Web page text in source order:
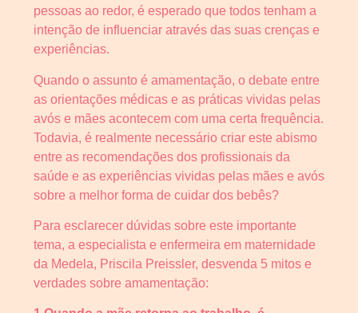
pessoas ao redor, é esperado que todos tenham a
intenção de influenciar através das suas crenças e
experiências.
Quando o assunto é amamentação, o debate entre
as orientações médicas e as práticas vividas pelas
avós e mães acontecem com uma certa frequência.
Todavia, é realmente necessário criar este abismo
entre as recomendações dos profissionais da
saúde e as experiências vividas pelas mães e avós
sobre a melhor forma de cuidar dos bebês?
Para esclarecer dúvidas sobre este importante
tema, a especialista e enfermeira em maternidade
da Medela, Priscila Preissler, desvenda 5 mitos e
verdades sobre amamentação: